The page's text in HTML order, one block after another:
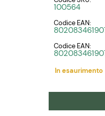
100564
Codice EAN:
Codice EAN:
In esaurimento